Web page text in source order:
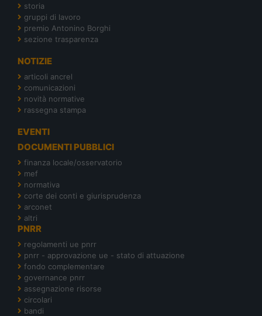
storia
gruppi di lavoro
premio Antonino Borghi
sezione trasparenza
NOTIZIE
articoli ancrel
comunicazioni
novità normative
rassegna stampa
EVENTI
DOCUMENTI PUBBLICI
finanza locale/osservatorio
mef
normativa
corte dei conti e giurisprudenza
arconet
altri
PNRR
regolamenti ue pnrr
pnrr - approvazione ue - stato di attuazione
fondo complementare
governance pnrr
assegnazione risorse
circolari
bandi